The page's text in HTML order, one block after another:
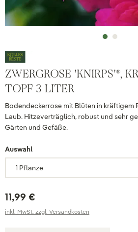
ZWERGROSE 'KNIRPS'®,
TOPF 3 LITER
Bodendeckerrose mit Blüten in kräftigem
Laub. Hitzeverträglich, robust und sehr
Gärten und Gefäße.
Auswahl
11,99 €
inkl. MwSt. zzgl. Versandkosten